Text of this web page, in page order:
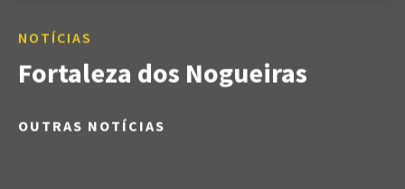
NOTÍCIAS
Fortaleza dos Nogueiras
OUTRAS NOTÍCIAS